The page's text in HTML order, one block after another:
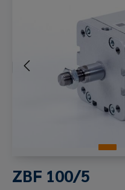
ZBF 100/5